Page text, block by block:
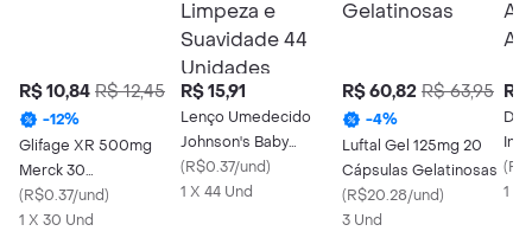
R$ 10,84 R$ 12,45
-12%
Glifage XR 500mg
Merck 30
Comprimidos
(R$0.37/und)
1 X 30 Und
R$ 15,91
Lenço Umedecido
Johnson's Baby
Limpeza e Suavidade
44 Unidades
(R$0.37/und)
1 X 44 Und
R$ 60,82 R$ 63,95
-4%
Luftal Gel 125mg 20
Cápsulas Gelatinosas
(R$20.28/und)
3 Und
(
1 X